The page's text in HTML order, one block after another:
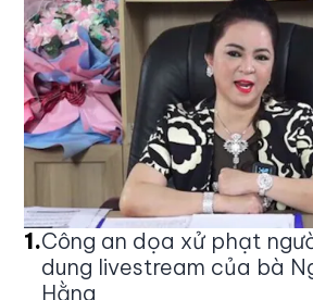
1.Công an dọa xử phạt
dung livestream của bà
Hằng